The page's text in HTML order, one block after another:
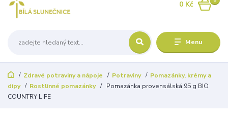
Menu
0 Kč
Zdravé potraviny a nápoje Potraviny
Pomazánky, krémy a
dipy
Rostlinné pomazánky
Pomazánka provensálská 95 g BIO
COUNTRY LIFE